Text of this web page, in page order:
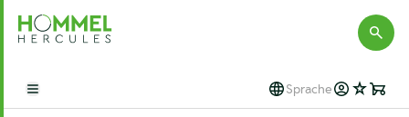
Hommel Hercules
Open main menu Sprache